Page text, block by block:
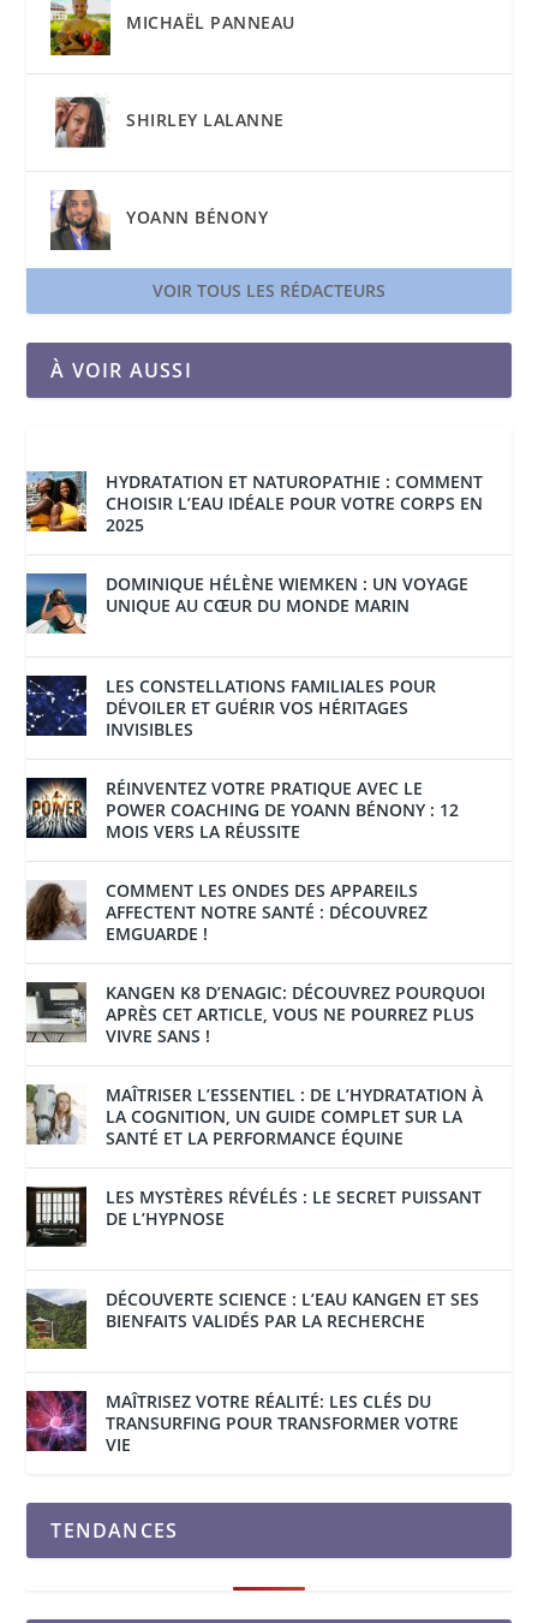
MICHAËL PANNEAU
SHIRLEY LALANNE
YOANN BÉNONY
VOIR TOUS LES RÉDACTEURS
À VOIR AUSSI
HYDRATATION ET NATUROPATHIE : COMMENT
CHOISIR L’EAU IDÉALE POUR VOTRE CORPS EN
2025
DOMINIQUE HÉLÈNE WIEMKEN : UN VOYAGE
UNIQUE AU CŒUR DU MONDE MARIN
LES CONSTELLATIONS FAMILIALES POUR
DÉVOILER ET GUÉRIR VOS HÉRITAGES
INVISIBLES
RÉINVENTEZ VOTRE PRATIQUE AVEC LE
POWER COACHING DE YOANN BÉNONY : 12
MOIS VERS LA RÉUSSITE
COMMENT LES ONDES DES APPAREILS
AFFECTENT NOTRE SANTÉ : DÉCOUVREZ
EMGUARDE !
KANGEN K8 D’ENAGIC: DÉCOUVREZ POURQUOI
APRÈS CET ARTICLE, VOUS NE POURREZ PLUS
VIVRE SANS !
MAÎTRISER L’ESSENTIEL : DE L’HYDRATATION À
LA COGNITION, UN GUIDE COMPLET SUR LA
SANTÉ ET LA PERFORMANCE ÉQUINE
LES MYSTÈRES RÉVÉLÉS : LE SECRET PUISSANT
DE L’HYPNOSE
DÉCOUVERTE SCIENCE : L’EAU KANGEN ET SES
BIENFAITS VALIDÉS PAR LA RECHERCHE
MAÎTRISEZ VOTRE RÉALITÉ: LES CLÉS DU
TRANSURFING POUR TRANSFORMER VOTRE
VIE
TENDANCES